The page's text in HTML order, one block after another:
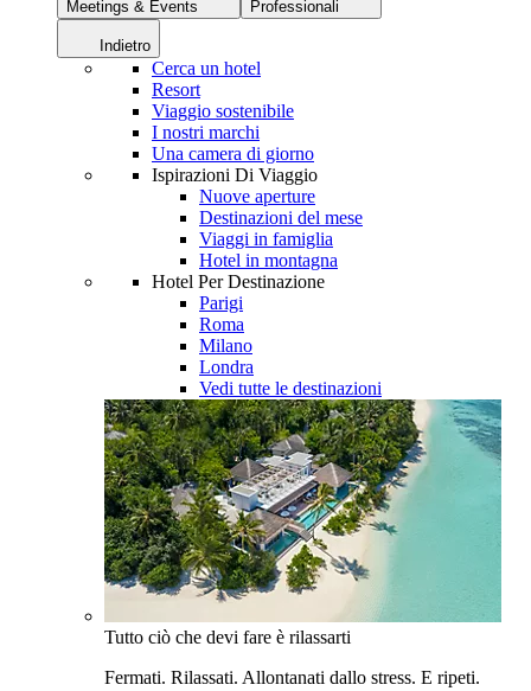
Meetings & Events Professionali
Indietro
Cerca un hotel
Resort
Viaggio sostenibile
I nostri marchi
Una camera di giorno
Ispirazioni Di Viaggio
Nuove aperture
Destinazioni del mese
Viaggi in famiglia
Hotel in montagna
Hotel Per Destinazione
Parigi
Roma
Milano
Londra
Vedi tutte le destinazioni
Tutto ciò che devi fare è rilassarti
Fermati. Rilassati. Allontanati dallo stress. E ripeti.